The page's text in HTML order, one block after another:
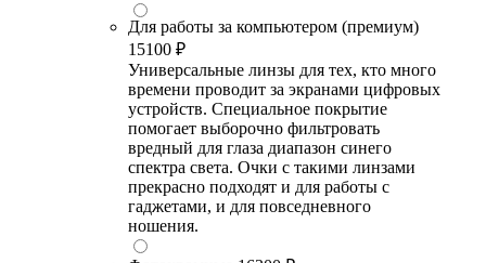
Для работы за компьютером (премиум)
15100 ₽
Универсальные линзы для тех, кто много
времени проводит за экранами цифровых
устройств. Специальное покрытие
помогает выборочно фильтровать
вредный для глаза диапазон синего
спектра света. Очки с такими линзами
прекрасно подходят и для работы с
гаджетами, и для повседневного
ношения.